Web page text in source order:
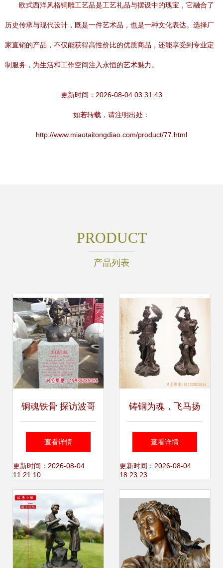
欧式西洋风格铜雕工艺品是工艺礼品与摆设中的瑰宝，它融合了
历史传承与现代设计，既是一件艺术品，也是一种文化表达。选择厂
家直销的产品，不仅能获得高性价比的优质商品，还能享受到专业定
制服务，为生活和工作空间注入永恒的艺术魅力。
更新时间：2026-08-04 03:31:43
如若转载，请注明出处：
http://www.miaotaitongdiao.com/product/77.html
PRODUCT
产品列表
铜魂铁骨 探访波哥
仿铜人物雕塑与淮
安黄铜雕塑人物厂
家的工艺之美
查看详情
更新时间：2026-08-04
11:21:10
铸铜为魂，飞马扬
威——辽源战士骑
马铜雕的工艺魅力
查看详情
更新时间：2026-08-04
18:23:23